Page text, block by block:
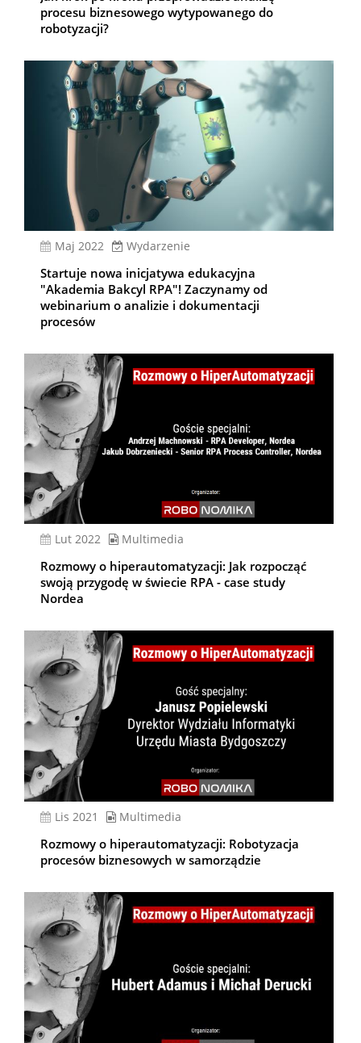
procesu biznesowego wytypowanego do
robotyzacji?
Maj 2022 Wydarzenie
Startuje nowa inicjatywa edukacyjna
"Akademia Bakcyl RPA"! Zaczynamy od
webinarium o analizie i dokumentacji
procesów
lut 2022 Multimedia
Rozmowy o hiperautomatyzacji: Jak rozpocząć
swoją przygodę w świecie RPA - case study
Nordea
lis 2021 Multimedia
Rozmowy o hiperautomatyzacji: Robotyzacja
procesów biznesowych w samorządzie